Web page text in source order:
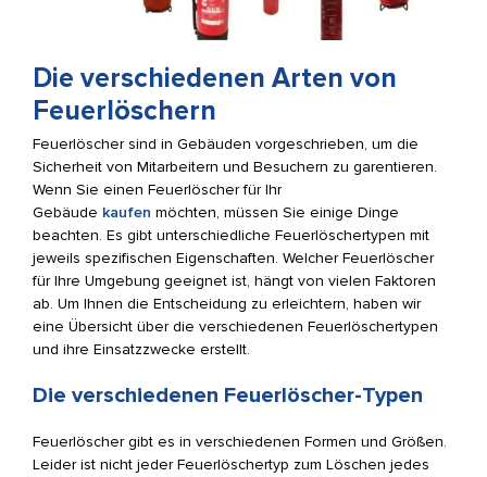
Die verschiedenen Arten von
Feuerlöschern
Feuerlöscher sind in Gebäuden vorgeschrieben, um die
Sicherheit von Mitarbeitern und Besuchern zu garentieren.
Wenn Sie einen Feuerlöscher für Ihr
Gebäude kaufen möchten, müssen Sie einige Dinge
beachten. Es gibt unterschiedliche Feuerlöschertypen mit
jeweils spezifischen Eigenschaften. Welcher Feuerlöscher
für Ihre Umgebung geeignet ist, hängt von vielen Faktoren
ab. Um Ihnen die Entscheidung zu erleichtern, haben wir
eine Übersicht über die verschiedenen Feuerlöschertypen
und ihre Einsatzzwecke erstellt.
Die verschiedenen Feuerlöscher-Typen
Feuerlöscher gibt es in verschiedenen Formen und Größen.
Leider ist nicht jeder Feuerlöschertyp zum Löschen jedes